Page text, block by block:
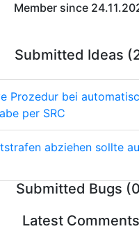
Member since
Submitted Ideas
Prozedur bei
per SRC
abziehen sollte
Submitted Bugs
Latest Comments